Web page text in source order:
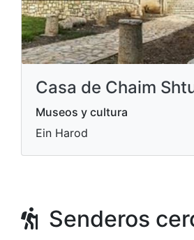
Casa de Chaim
Museos y cultura
Ein Harod
Senderos